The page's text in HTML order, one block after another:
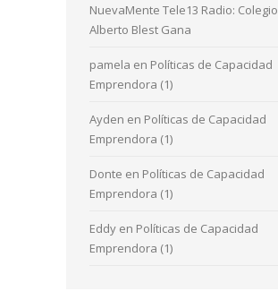
NuevaMente Tele13 Radio: Colegio
Alberto Blest Gana
pamela en Políticas de Capacidad
Emprendora (1)
Ayden en Políticas de Capacidad
Emprendora (1)
Donte en Políticas de Capacidad
Emprendora (1)
Eddy en Políticas de Capacidad
Emprendora (1)